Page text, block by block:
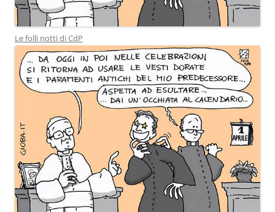
Le folli notti di CdP